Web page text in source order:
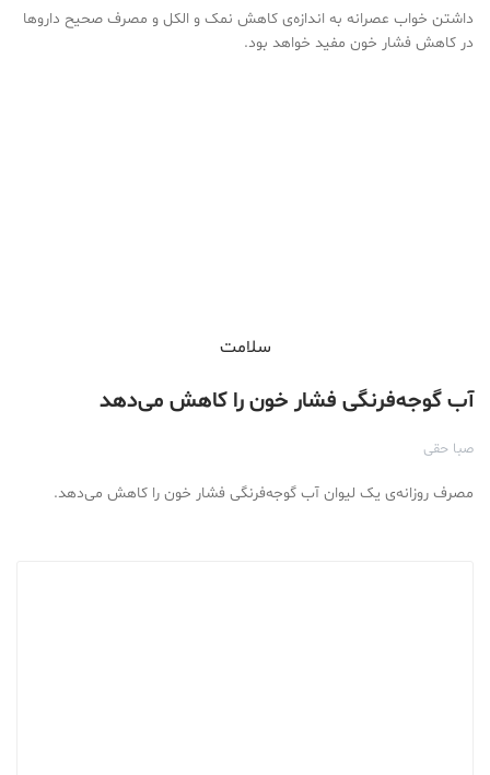
داشتن خواب عصرانه به اندازه‌ی کاهش نمک و الکل و مصرف صحیح داروها
در کاهش فشار خون مفید خواهد بود.
سلامت
آب گوجه‌فرنگی فشار خون را کاهش می‌دهد
صبا حقی
مصرف روزانه‌ی یک لیوان آب گوجه‌فرنگی فشار خون را کاهش می‌دهد.